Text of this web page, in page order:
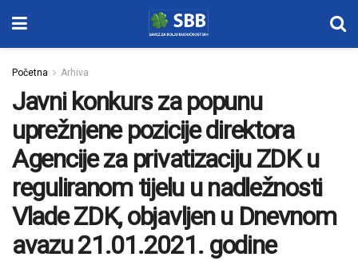
Početna Arhiva
Javni konkurs za popunu
uprežnjene pozicije direktora
Agencije za privatizaciju ZDK u
reguliranom tijelu u nadležnosti
Vlade ZDK, objavljen u Dnevnom
avazu 21.01.2021. godine